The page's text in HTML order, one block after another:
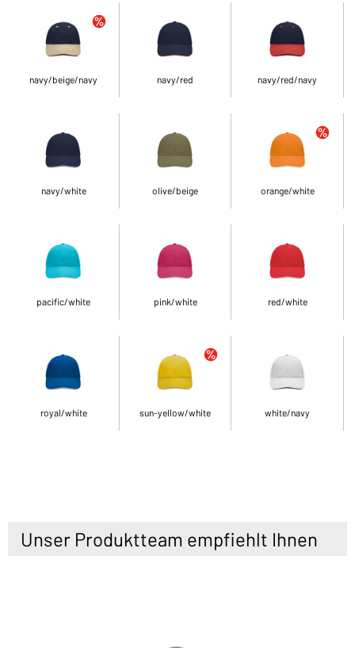
navy/beige/navy navy/red navy/red/navy
navy/white olive/beige orange/white
pacific/white pink/white red/white
royal/white sun-yellow/white white/navy
Unser Produktteam empfiehlt Ihnen